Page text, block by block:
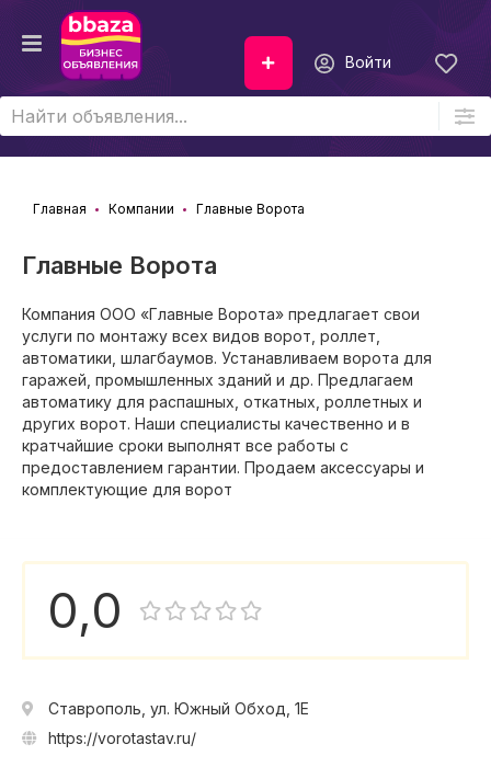
Войти
Главная Компании Главные Ворота
Главные Ворота
Компания ООО «Главные Ворота» предлагает свои
услуги по монтажу всех видов ворот, роллет,
автоматики, шлагбаумов. Устанавливаем ворота для
гаражей, промышленных зданий и др. Предлагаем
автоматику для распашных, откатных, роллетных и
других ворот. Наши специалисты качественно и в
кратчайшие сроки выполнят все работы с
предоставлением гарантии. Продаем аксессуары и
комплектующие для ворот
0,0
Ставрополь, ул. Южный Обход, 1Е
https://vorotastav.ru/